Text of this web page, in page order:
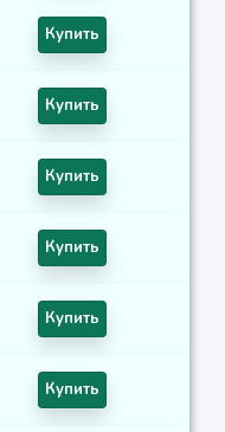
Купить
Купить
Купить
Купить
Купить
Купить